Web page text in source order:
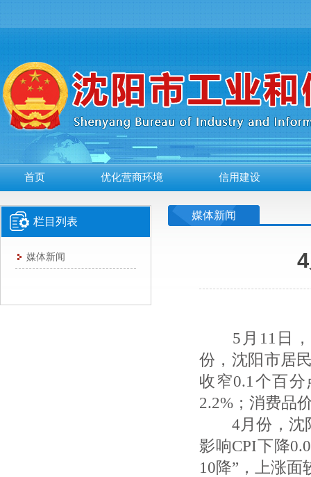
首页 优化营商环境 信用建设
栏目列表
媒体新闻
媒体新闻
5月11日，
份，沈阳市居
收窄0.1个百
2.2%；消费品
4月份，沈阳
影响CPI下降
10降”，上涨面